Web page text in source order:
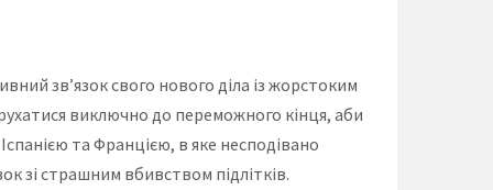
зв’язок свого нового діла із жорстоким
виключно до переможного кінця, аби
та Францією, в яке несподівано
зі страшним вбивством підлітків.